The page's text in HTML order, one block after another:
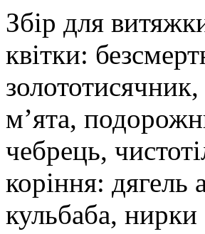
Збір для
квітки:
м’ята,
чебрець,
коріння: дягель
кульбаба,